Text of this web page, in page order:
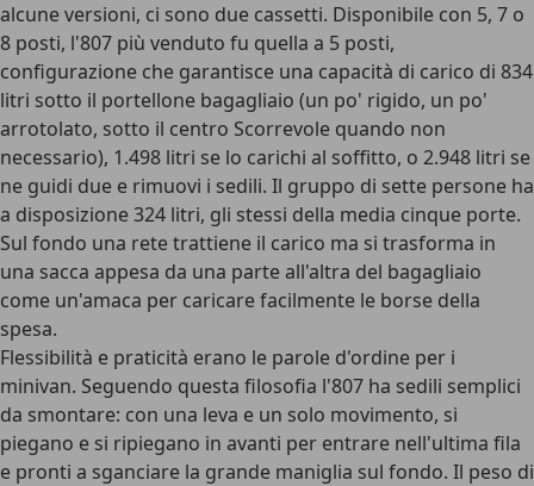
alcune versioni, ci sono due cassetti. Disponibile con 5, 7 o
8 posti, l'807 più venduto fu quella a 5 posti,
configurazione che garantisce una capacità di carico di 834
litri sotto il portellone bagagliaio (un po' rigido, un po'
arrotolato, sotto il centro Scorrevole quando non
necessario), 1.498 litri se lo carichi al soffitto, o 2.948 litri se
ne guidi due e rimuovi i sedili. Il gruppo di sette persone ha
a disposizione 324 litri, gli stessi della media cinque porte.
Sul fondo una rete trattiene il carico ma si trasforma in
una sacca appesa da una parte all'altra del bagagliaio
come un'amaca per caricare facilmente le borse della
spesa.
Flessibilità e praticità erano le parole d'ordine per i
minivan. Seguendo questa filosofia l'807 ha sedili semplici
da smontare: con una leva e un solo movimento, si
piegano e si ripiegano in avanti per entrare nell'ultima fila
e pronti a sganciare la grande maniglia sul fondo. Il peso di